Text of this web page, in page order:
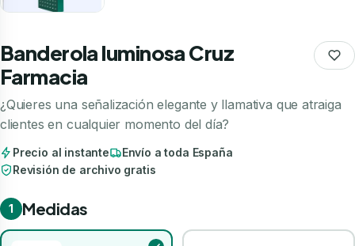
Banderola luminosa Cruz
Farmacia
¿Quieres una señalización elegante y llamativa que atraiga
clientes en cualquier momento del día?
Precio al instante
Envío a toda España
Revisión de archivo gratis
1 Medidas